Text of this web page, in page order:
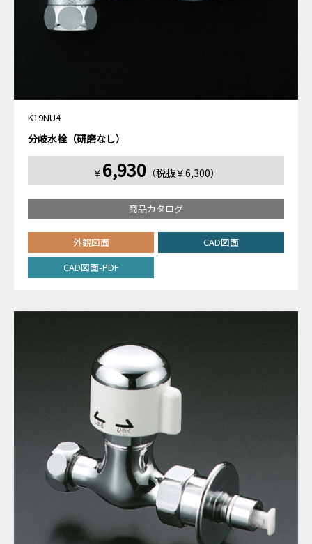
K19NU4
分岐水栓（研磨なし）
￥ 6,930（税抜￥6,300）
商品カタログ
外観図面
CAD図面
CAD図面-PDF